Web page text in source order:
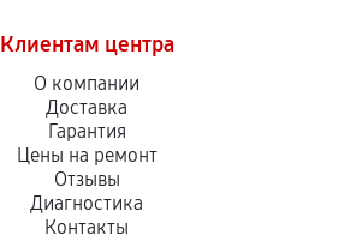
Клиентам центра
О компании
Доставка
Гарантия
Цены на ремонт
Отзывы
Диагностика
Контакты